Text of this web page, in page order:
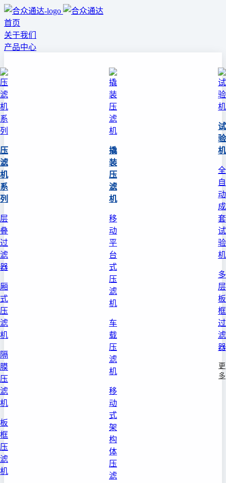
首页
关于我们
产品中心
压
滤
机
系
列
层
叠
过
滤
器
厢
式
压
滤
机
隔
膜
压
滤
机
板
框
压
滤
机
撬
装
压
滤
机
移
动
平
台
式
压
滤
机
车
载
压
滤
机
移
动
式
架
构
体
压
滤
试
验
机
全
自
动
成
套
试
验
机
多
层
板
框
过
滤
器
更
多